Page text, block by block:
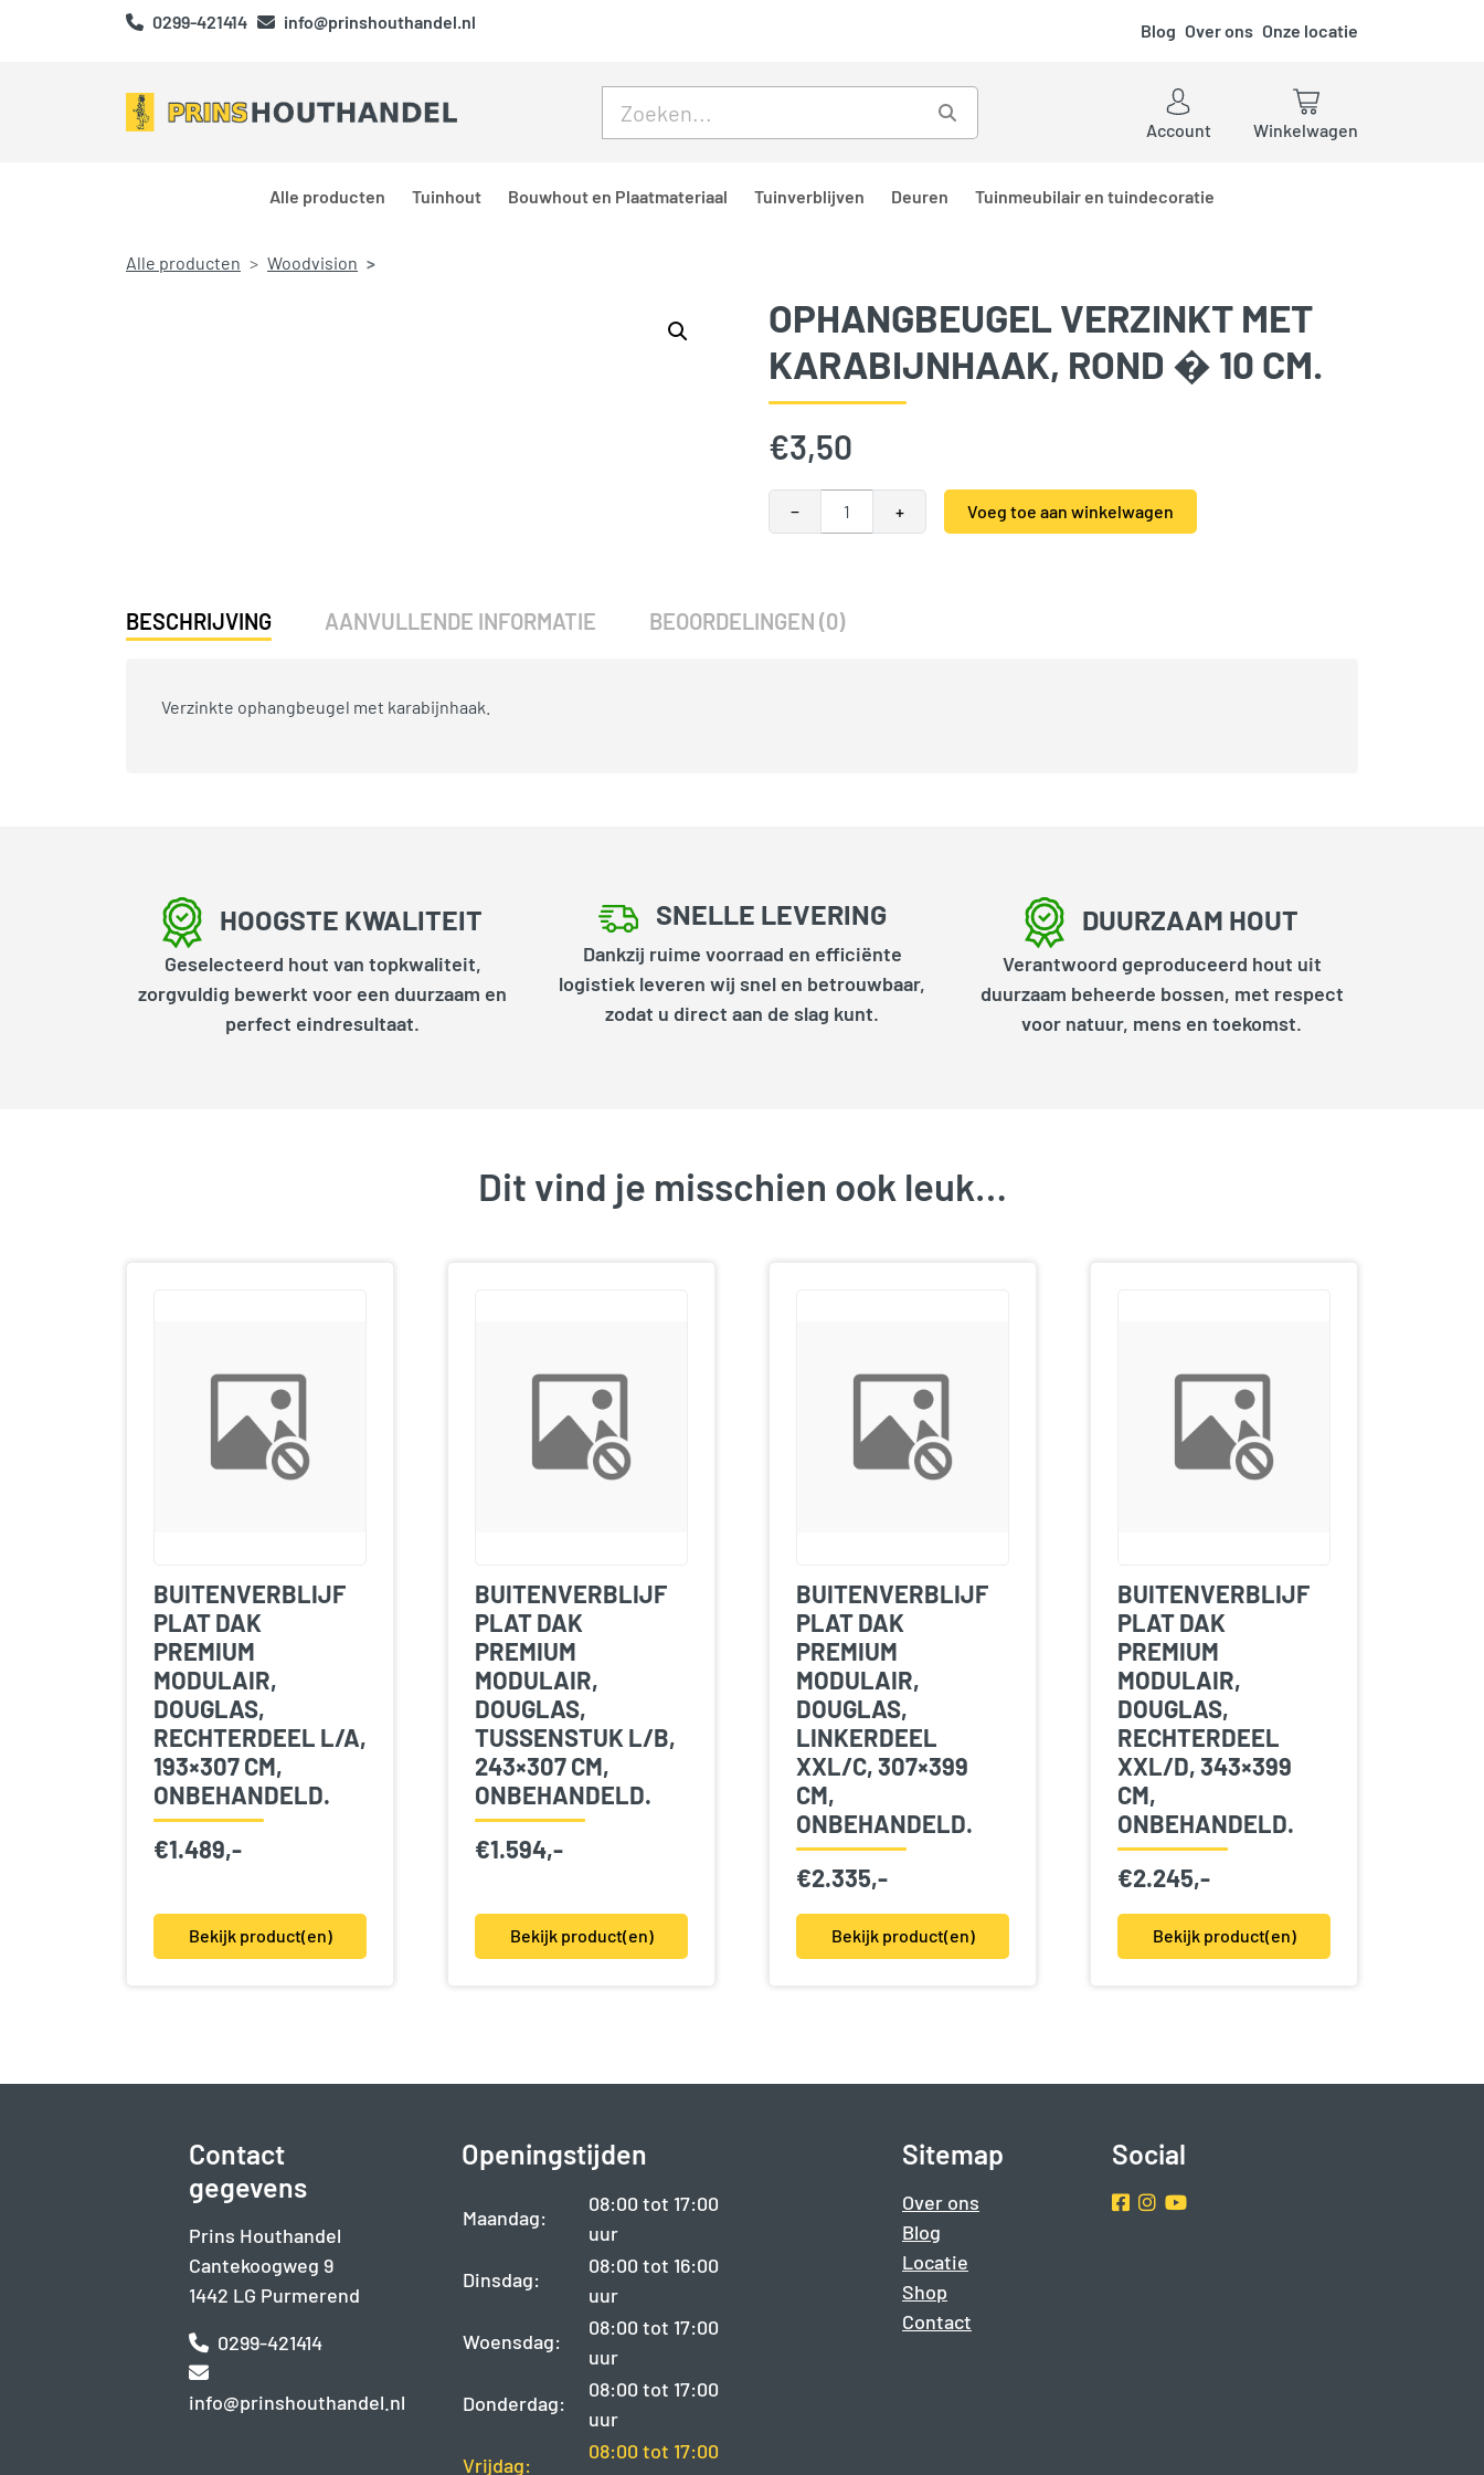
0299-421414 info@prinshouthandel.nl Blog Over ons Onze locatie
Account
Winkelwagen
Alle producten Tuinhout Bouwhout en Plaatmateriaal Tuinverblijven Deuren Tuinmeubilair en tuindecoratie
Alle producten Woodvision
OPHANGBEUGEL VERZINKT MET
KARABIJNHAAK, ROND � 10 CM.
€3,50
− +
Voeg toe aan winkelwagen
BESCHRIJVING AANVULLENDE INFORMATIE BEOORDELINGEN (0)
Verzinkte ophangbeugel met karabijnhaak.
HOOGSTE KWALITEIT
Geselecteerd hout van topkwaliteit,
zorgvuldig bewerkt voor een duurzaam en
perfect eindresultaat.
SNELLE LEVERING
Dankzij ruime voorraad en efficiënte
logistiek leveren wij snel en betrouwbaar,
zodat u direct aan de slag kunt.
DUURZAAM HOUT
Verantwoord geproduceerd hout uit
duurzaam beheerde bossen, met respect
voor natuur, mens en toekomst.
Dit vind je misschien ook leuk…
BUITENVERBLIJF
PLAT DAK
PREMIUM
MODULAIR,
DOUGLAS,
RECHTERDEEL L/A,
193×307 CM,
ONBEHANDELD.
€1.489,-
Bekijk product(en)
BUITENVERBLIJF
PLAT DAK
PREMIUM
MODULAIR,
DOUGLAS,
TUSSENSTUK L/B,
243×307 CM,
ONBEHANDELD.
€1.594,-
Bekijk product(en)
BUITENVERBLIJF
PLAT DAK
PREMIUM
MODULAIR,
DOUGLAS,
LINKERDEEL
XXL/C, 307×399
CM,
ONBEHANDELD.
€2.335,-
Bekijk product(en)
BUITENVERBLIJF
PLAT DAK
PREMIUM
MODULAIR,
DOUGLAS,
RECHTERDEEL
XXL/D, 343×399
CM,
ONBEHANDELD.
€2.245,-
Bekijk product(en)
Contact
gegevens
Prins Houthandel
Cantekoogweg 9
1442 LG Purmerend
0299-421414
info@prinshouthandel.nl
Openingstijden
Maandag:
08:00 tot 17:00
uur
Dinsdag:
08:00 tot 16:00
uur
Woensdag:
08:00 tot 17:00
uur
Donderdag:
08:00 tot 17:00
uur
Vrijdag:
08:00 tot 17:00
Sitemap
Over ons
Blog
Locatie
Shop
Contact
Social
Facebook
Instragram
Youtube